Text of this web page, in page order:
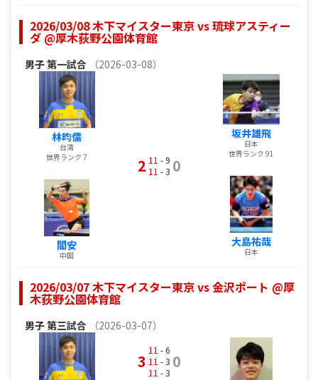
2026/03/08 木下マイスター東京 vs 琉球アスティー
ダ @厚木荻野公園体育館
男子第一試合 （2026-03-08）
林昀儒
台湾
世界ランク 7
閻安
中国
2 11 - 9
11 - 3 0
坂井雄飛
日本
世界ランク 91
大島祐哉
日本
2026/03/07 木下マイスター東京 vs 金沢ポート @厚
木荻野公園体育館
男子第三試合 （2026-03-07）
3
11 - 6
11 - 3
11 - 3
0